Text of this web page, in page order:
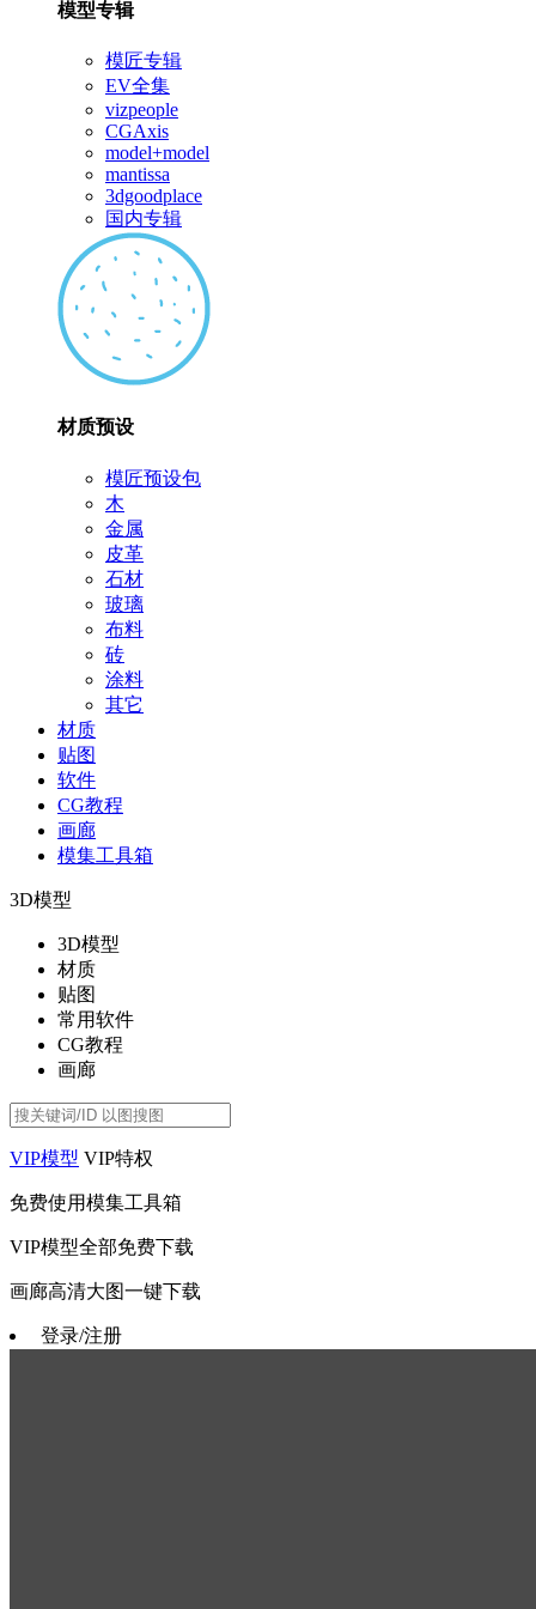
模型专辑
模匠专辑
EV全集
vizpeople
CGAxis
model+model
mantissa
3dgoodplace
国内专辑
材质预设
模匠预设包
木
金属
皮革
石材
玻璃
布料
砖
涂料
其它
材质
贴图
软件
CG教程
画廊
模集工具箱
3D模型
3D模型
材质
贴图
常用软件
CG教程
画廊
VIP模型 VIP特权
免费使用模集工具箱
VIP模型全部免费下载
画廊高清大图一键下载
登录/注册